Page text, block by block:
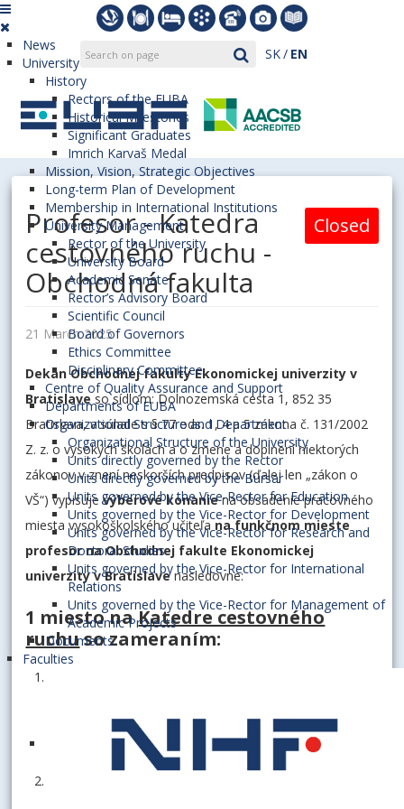
SK EN
News
University
History
Rectors of the EUBA
Historical Milestones
Significant Graduates
Imrich Karvaš Medal
Mission, Vision, Strategic Objectives
Long-term Plan of Development
Membership in International Institutions
University Management
Rector of the University
University Board
Academic Senate
Rector’s Advisory Board
Scientific Council
Board of Governors
Ethics Committee
Disciplinary Committee
Centre of Quality Assurance and Support
Departments of EUBA
Organizational Structure and Department
Organizational Structure of the University
Units directly governed by the Rector
Units directly governed by the Bursar
Units governed by the Vice-Rector for Education
Units governed by the Vice-Rector for Development
Units governed by the Vice-Rector for Research and
Doctoral Studies
Units governed by the Vice-Rector for International
Relations
Units governed by the Vice-Rector for Management of
Academic Projects
Documents
Faculties
Profesor - Katedra
cestovného ruchu -
Obchodná fakulta
Closed
21 March 2025
Dekan Obchodnej fakulty Ekonomickej univerzity v
Bratislaveso sídlom: Dolnozemská cesta 1, 852 35
Bratislava, v súlade s § 77 ods. 1, 4 a 5 zákona č. 131/2002
Z. z. o vysokých školách a o zmene a doplnení niektorých
zákonov v znení neskorších predpisov (ďalej len „zákon o
VŠ“) vypisujevýberové konaniena obsadenie pracovného
miesta vysokoškolského učiteľana funkčnom mieste
profesor na Obchodnej fakulte Ekonomickej
univerzity v Bratislavenasledovne:
1 miesto naKatedre cestovného
ruchuso zameraním:
podnikateľského prostredia a obchodno-podnikateľské